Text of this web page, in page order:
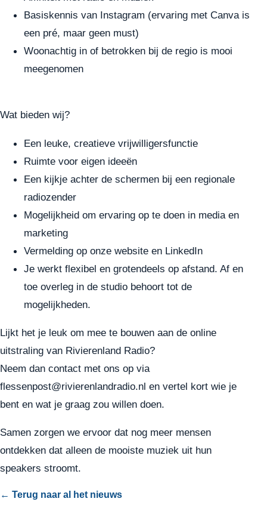
Basiskennis van Instagram (ervaring met Canva is
een pré, maar geen must)
Woonachtig in of betrokken bij de regio is mooi
meegenomen
Wat bieden wij?
Een leuke, creatieve vrijwilligersfunctie
Ruimte voor eigen ideeën
Een kijkje achter de schermen bij een regionale
radiozender
Mogelijkheid om ervaring op te doen in media en
marketing
Vermelding op onze website en LinkedIn
Je werkt flexibel en grotendeels op afstand. Af en
toe overleg in de studio behoort tot de
mogelijkheden.
Lijkt het je leuk om mee te bouwen aan de online
uitstraling van Rivierenland Radio?
Neem dan contact met ons op via
flessenpost@rivierenlandradio.nl en vertel kort wie je
bent en wat je graag zou willen doen.
Samen zorgen we ervoor dat nog meer mensen
ontdekken dat alleen de mooiste muziek uit hun
speakers stroomt.
← Terug naar al het nieuws